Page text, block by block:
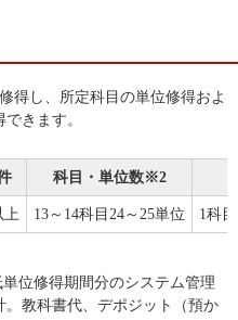
得し、所定科目の単位修得およ
きます。
科目・単位数※2
上 13～14科目24～25単位 1科
位修得期間分のシステム管理
教科書代、デポジット（預か